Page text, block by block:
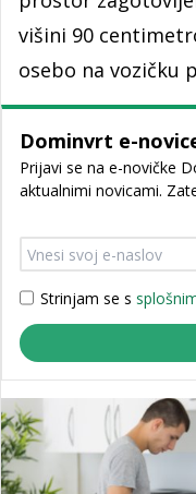
višini 90
osebo na vozičku
Dominvrt e-
Prijavi se na e-novičke
aktualnimi novicami.
Strinjam se s